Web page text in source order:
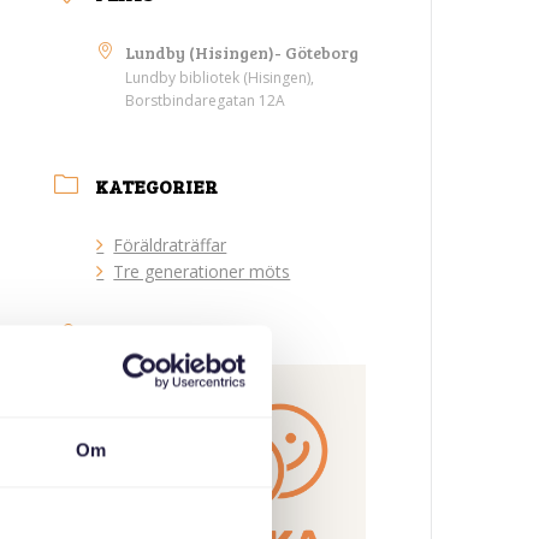
Om
Lundby (Hisingen)- Göteborg
Lundby bibliotek (Hisingen),
Borstbindaregatan 12A
KATEGORIER
Föräldraträffar
Tre generationer möts